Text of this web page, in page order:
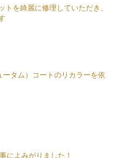
トを綺麗に修理していただき、
タム）コートのリカラーを依
によみがりました！